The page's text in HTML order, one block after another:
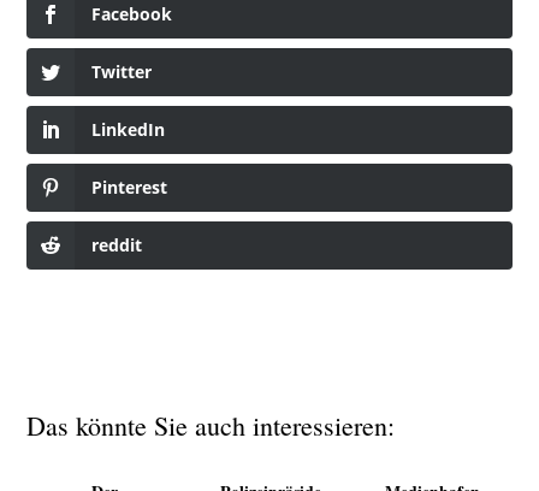
Facebook
Twitter
LinkedIn
Pinterest
reddit
Das könnte Sie auch interessieren: